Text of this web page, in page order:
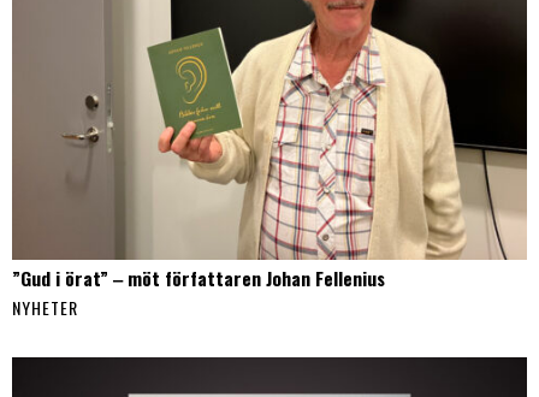
”Gud i örat” ‒ möt författaren Johan Fellenius
NYHETER